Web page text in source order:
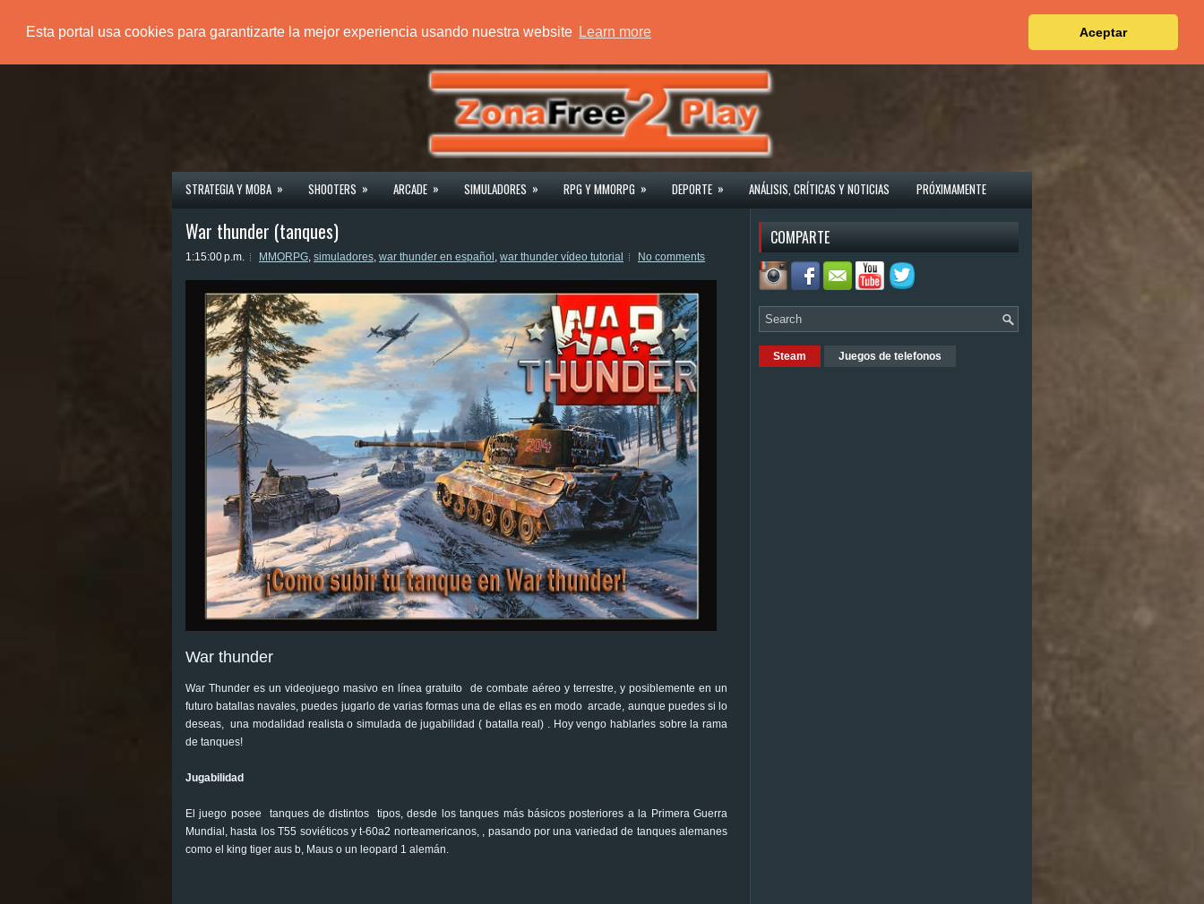
Esta portal usa cookies para garantizarte la mejor experiencia usando nuestra website Learn more Aceptar
PÁGINA PRINCIPAL
STRATEGIA Y MOBA » SHOOTERS » ARCADE » SIMULADORES » RPG Y MMORPG » DEPORTE » ANÁLISIS, CRÍTICAS Y NOTICIAS PRÓXIMAMENTE
War thunder (tanques)
1:15:00 p.m. MMORPG, simuladores, war thunder en español , war thunder vídeo tutorial No comments
War thunder
War Thunder es un videojuego masivo en línea gratuito de combate aéreo y terrestre, y posiblemente en un
futuro batallas navales, puedes jugarlo de varias formas una de ellas es en modo arcade, aunque puedes si lo
deseas, una modalidad realista o simulada de jugabilidad ( batalla real) . Hoy vengo hablarles sobre la rama
de tanques!
Jugabilidad
El juego posee tanques de distintos tipos, desde los tanques más básicos posteriores a la Primera Guerra
Mundial, hasta los T55 soviéticos y t-60a2 norteamericanos, , pasando por una variedad de tanques alemanes
como el king tiger aus b, Maus o un leopard 1 alemán.
COMPARTE
Steam Juegos de telefonos